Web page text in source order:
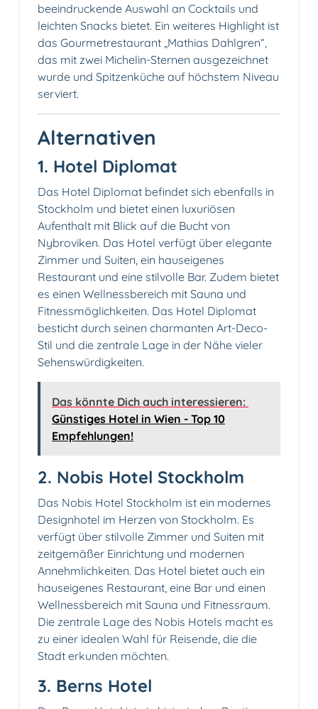
beeindruckende Auswahl an Cocktails und
leichten Snacks bietet. Ein weiteres Highlight ist
das Gourmetrestaurant „Mathias Dahlgren“,
das mit zwei Michelin-Sternen ausgezeichnet
wurde und Spitzenküche auf höchstem Niveau
serviert.
Alternativen
1. Hotel Diplomat
Das Hotel Diplomat befindet sich ebenfalls in
Stockholm und bietet einen luxuriösen
Aufenthalt mit Blick auf die Bucht von
Nybroviken. Das Hotel verfügt über elegante
Zimmer und Suiten, ein hauseigenes
Restaurant und eine stilvolle Bar. Zudem bietet
es einen Wellnessbereich mit Sauna und
Fitnessmöglichkeiten. Das Hotel Diplomat
besticht durch seinen charmanten Art-Deco-
Stil und die zentrale Lage in der Nähe vieler
Sehenswürdigkeiten.
Das könnte Dich auch interessieren:
Günstiges Hotel in Wien - Top 10
Empfehlungen!
2. Nobis Hotel Stockholm
Das Nobis Hotel Stockholm ist ein modernes
Designhotel im Herzen von Stockholm. Es
verfügt über stilvolle Zimmer und Suiten mit
zeitgemäßer Einrichtung und modernen
Annehmlichkeiten. Das Hotel bietet auch ein
hauseigenes Restaurant, eine Bar und einen
Wellnessbereich mit Sauna und Fitnessraum.
Die zentrale Lage des Nobis Hotels macht es
zu einer idealen Wahl für Reisende, die die
Stadt erkunden möchten.
3. Berns Hotel